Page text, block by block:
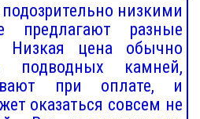
низкими
предлагают разные
Низкая цена обычно
подводных камней,
при оплате, и
оказаться совсем не